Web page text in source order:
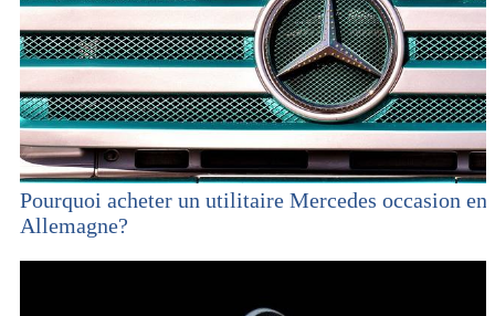
Pourquoi acheter un utilitaire Mercedes occasion en
Allemagne?